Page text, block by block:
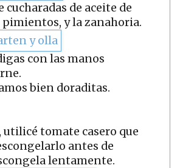
de aceite de
y la zanahoria.
con las manos
bien doraditas.
tomate casero que
antes de
lentamente.